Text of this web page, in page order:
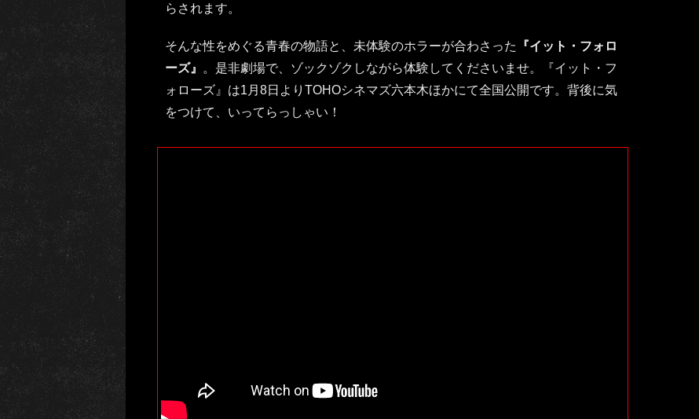
らされます。
そんな性をめぐる青春の物語と、未体験のホラーが合わさった
『イット・フォロ
ーズ』
。是非劇場で、ゾックゾクしながら体験してくださいませ。『イット・フ
ォローズ』は1月8日よりTOHOシネマズ六本木ほかにて全国公開です。背後に気
をつけて、いってらっしゃい！